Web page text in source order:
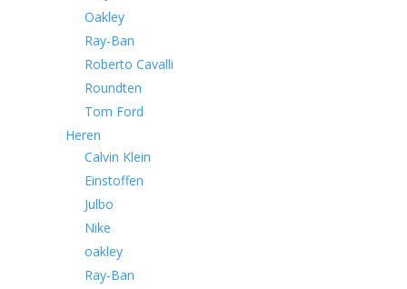
Oakley
Ray-Ban
Roberto Cavalli
Roundten
Tom Ford
Heren
Calvin Klein
Einstoffen
Julbo
Nike
oakley
Ray-Ban